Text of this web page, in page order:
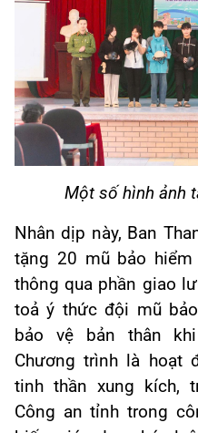
Một số hình ảnh
Nhân dịp này, Ban
tặng 20 mũ bảo
thông qua phần giao
toả ý thức đội mũ
bảo vệ bản thân
Chương trình là hoạt
tinh thần xung kích,
Công an tỉnh trong